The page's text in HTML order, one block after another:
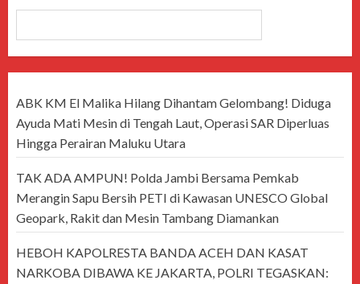
ABK KM El Malika Hilang Dihantam Gelombang! Diduga
Ayuda Mati Mesin di Tengah Laut, Operasi SAR Diperluas
Hingga Perairan Maluku Utara
TAK ADA AMPUN! Polda Jambi Bersama Pemkab
Merangin Sapu Bersih PETI di Kawasan UNESCO Global
Geopark, Rakit dan Mesin Tambang Diamankan
HEBOH KAPOLRESTA BANDA ACEH DAN KASAT
NARKOBA DIBAWA KE JAKARTA, POLRI TEGASKAN: